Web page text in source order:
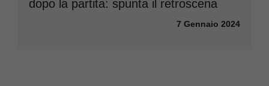
dopo la partita: spunta il retroscena
7 Gennaio 2024